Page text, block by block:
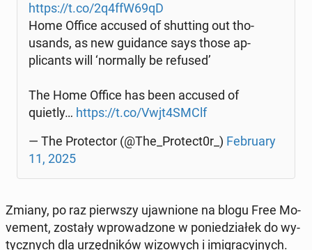
https://t.co/2q4ffW69qD
Home Office accused of shut­ting out tho­
usands, as new gu­idan­ce says those ap­
pli­cants will ‘nor­mal­ly be refused’
The Home Office has been accused of
quietly… https://t.co/Vwjt4SMClf
— The Pro­tec­tor (@The_Protect0r_) Fe­bru­ary
11, 2025
Zmiany, po raz pierw­szy ujaw­nio­ne na blogu Free Mo­
ve­ment, zostały wpro­wa­dzo­ne w po­nie­dzia­łek do wy­
tycz­nych dla urzęd­ni­ków wi­zo­wych i imi­gra­cyj­nych.